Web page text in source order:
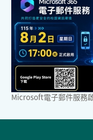
Microsoft電子郵件服務